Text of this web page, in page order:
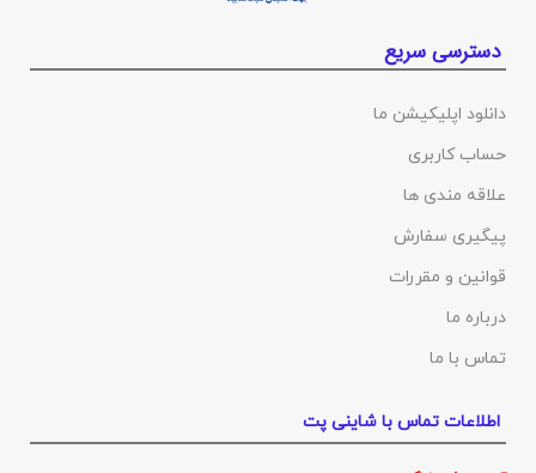
دسترسی سریع
دانلود اپلیکیشن ما
حساب کاربری
علاقه مندی ها
پیگیری سفارش
قوانین و مقررات
درباره ما
تماس با ما
اطلاعات تماس با شاینی پت